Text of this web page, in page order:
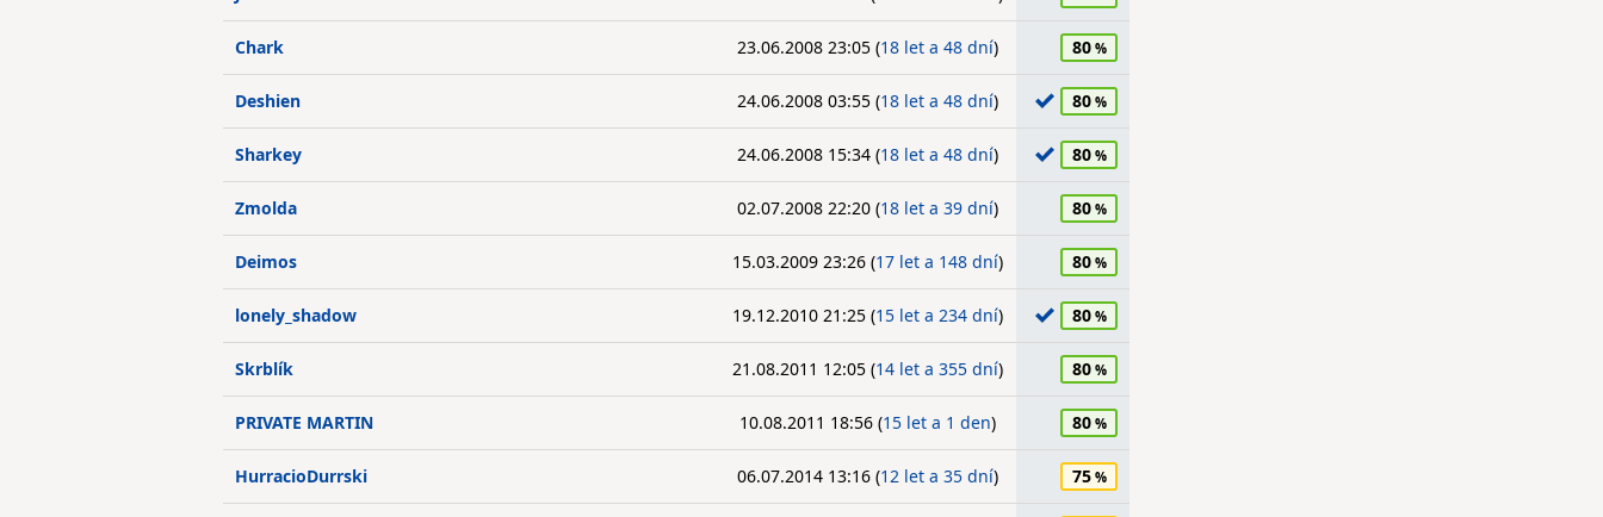
Chark 23.06.2008 23:05 (18 let a 48 dní) 80
Deshien 24.06.2008 03:55 (18 let a 48 dní) 80
Sharkey 24.06.2008 15:34 (18 let a 48 dní) 80
Zmolda 02.07.2008 22:20 (18 let a 39 dní) 80
Deimos 15.03.2009 23:26 (17 let a 148 dní) 80
lonely_shadow 19.12.2010 21:25 (15 let a 234 dní) 80
Skrblík 21.08.2011 12:05 (14 let a 355 dní) 80
PRIVATE MARTIN 10.08.2011 18:56 (15 let a 1 den) 80
HurracioDurrski 06.07.2014 13:16 (12 let a 35 dní) 75